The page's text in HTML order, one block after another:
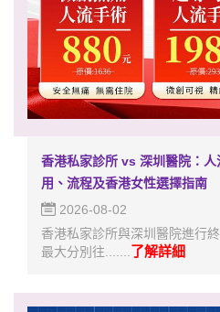
香港私家診所 vs 深圳醫院：
用、流程及香港女性選擇指南
2026-08-02
香港私家診所與深圳醫院進行
最大分別往.......了解詳細